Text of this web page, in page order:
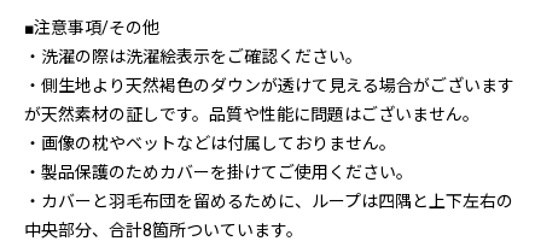
■注意事項/その他
・洗濯の際は洗濯絵表示をご確認ください。
・側生地より天然褐色のダウンが透けて見える場合がございます
が天然素材の証しです。品質や性能に問題はございません。
・画像の枕やベットなどは付属しておりません。
・製品保護のためカバーを掛けてご使用ください。
・カバーと羽毛布団を留めるために、ループは四隅と上下左右の
中央部分、合計8箇所ついています。